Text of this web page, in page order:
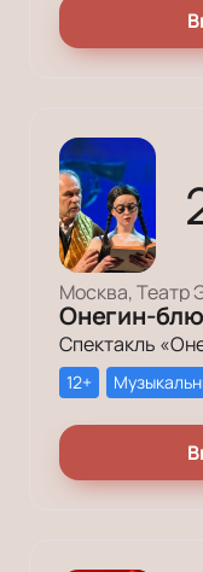
Москва, Театр
Онегин-
12+